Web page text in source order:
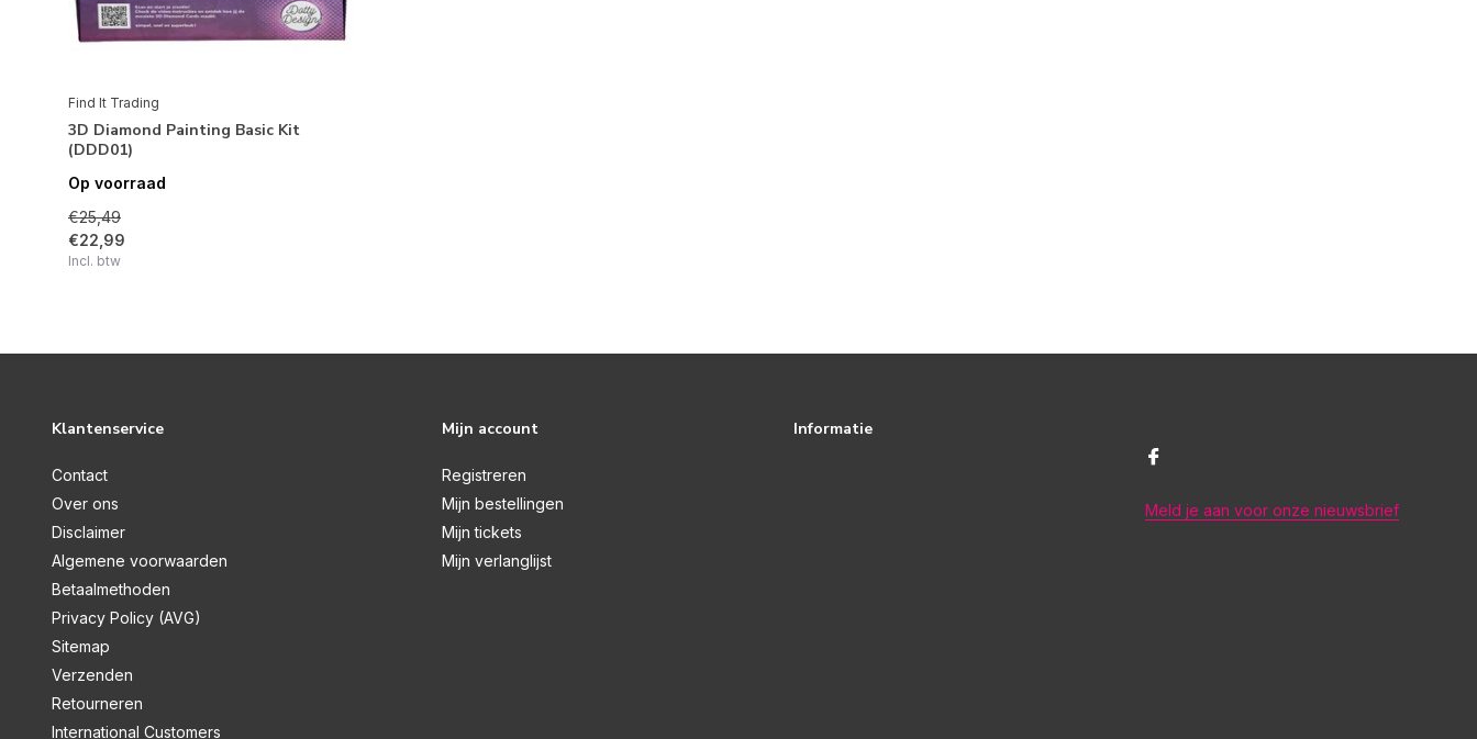
Find It Trading
3D Diamond Painting Basic Kit
(DDD01)
Op voorraad
€25,49
€22,99
Incl. btw
Klantenservice
Contact
Over ons
Disclaimer
Algemene voorwaarden
Betaalmethoden
Privacy Policy (AVG)
Sitemap
Verzenden
Retourneren
International Customers
Mijn account
Registreren
Mijn bestellingen
Mijn tickets
Mijn verlanglijst
Informatie
Meld je aan voor onze nieuwsbrief